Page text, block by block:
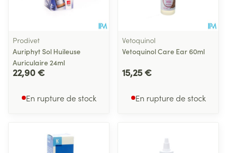
Prodivet
Auriphyt Sol Huileuse
Auriculaire 24ml
22,90 €
En rupture de stock
Vetoquinol
Vetoquinol Care Ear 60ml
15,25 €
En rupture de stock